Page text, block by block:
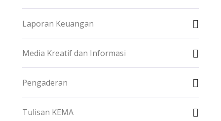
Laporan Keuangan
Media Kreatif dan Informasi
Pengaderan
Tulisan KEMA